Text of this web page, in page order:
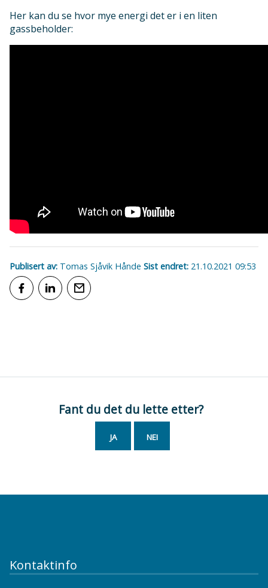
Her kan du se hvor mye energi det er i en liten
gassbeholder:
Publisert av Tomas Sjåvik Hånde Sist endret 21.10.2021 09:53
Fant du det du lette etter?
JA NEI
Kontaktinfo